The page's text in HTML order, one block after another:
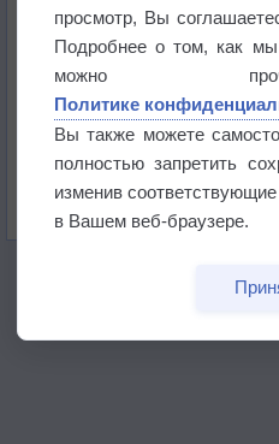
Погода в Санкт-
Погода в Москве 6
историю
просмотр, Вы
Подробнее о том, как
можно
Политике
Вы также можете
полностью запретить
изменив
в Вашем веб-браузере.